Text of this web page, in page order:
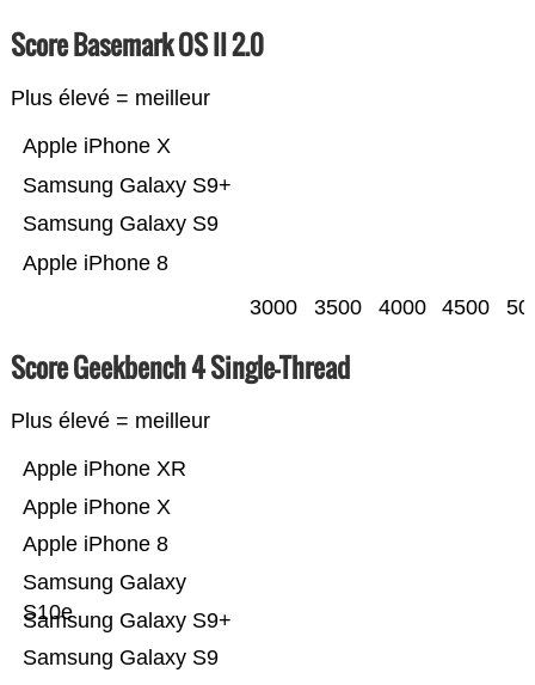
Score Basemark OS II 2.0
Plus élevé = meilleur
Apple iPhone 8
Samsung Galaxy S9
Samsung Galaxy S9+
Apple iPhone X
3000 3500 4000 4500
Score Geekbench 4 Single-Thread
Plus élevé = meilleur
Samsung Galaxy S9
Samsung Galaxy S9+
Samsung Galaxy
S10e
Apple iPhone 8
Apple iPhone X
Apple iPhone XR